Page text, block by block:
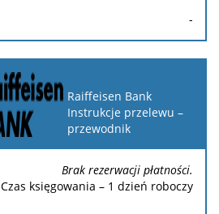
-
Raiffeisen Bank
Instrukcje przelewu –
przewodnik
Brak rezerwacji płatności.
Czas księgowania – 1 dzień roboczy